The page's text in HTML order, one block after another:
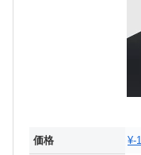
価格 ¥-